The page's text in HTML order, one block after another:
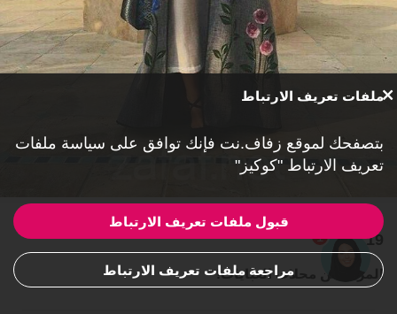
19.
المزيد من محلات العبايات!
ملفات تعريف الارتباط
بتصفحك لموقع زفاف.نت فإنك توافق على سياسة ملفات
تعريف الارتباط "كوكيز"
قبول ملفات تعريف الارتباط
مراجعة ملفات تعريف الارتباط
1